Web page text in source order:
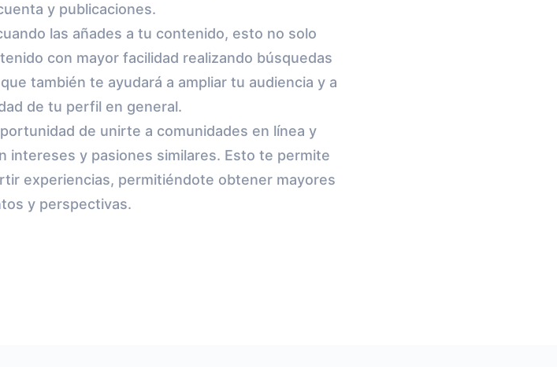
y publicaciones.
las añades a tu contenido, esto no solo
con mayor facilidad realizando búsquedas
también te ayudará a ampliar tu audiencia y a
de tu perfil en general.
de unirte a comunidades en línea y
intereses y pasiones similares. Esto te permite
experiencias, permitiéndote obtener mayores
y perspectivas.